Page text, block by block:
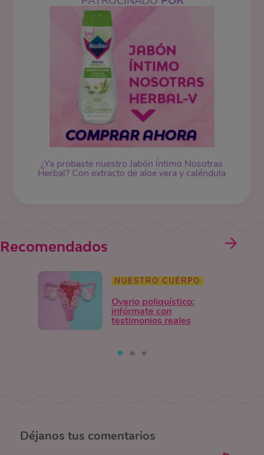
¿Ya probaste nuestro Jabón Íntimo Nosotras
Herbal? Con extracto de aloe vera y caléndula
Recomendados
NUESTRO CUERPO
Ovario poliquístico:
infórmate con
testimonios reales
Déjanos tus comentarios